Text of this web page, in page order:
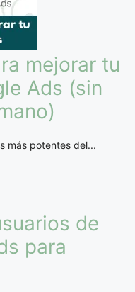
mejorar tu
Ads (sin
más potentes del...
de
para